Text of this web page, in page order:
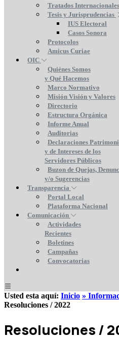
Tratados Internacionales
Tesis y Jurisprudencias
IUS Electoral
Casos Sonora
Protocolos
Amicus Curiae
OIC
Quiénes Somos
y Qué Hacemos
Marco Normativo
Misión Visión y Valores
Directorio
Estructura Orgánica
Informe Anual
Auditorias
Declaraciones
y de Intereses de los
Servidores Públicos
Buzon de Quejas,
y/o Sugerencias
Transparencia
Portal Local
Plataforma Nacional
Comunicación
Actividades
Recientes
Boletines
Campañas
Convocatorias
Usted esta aquí: Inicio »
Resoluciones / 2022
Resoluciones /